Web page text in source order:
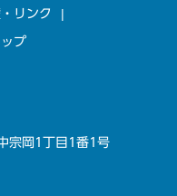
リンク
プ
宗岡1丁目1番1号